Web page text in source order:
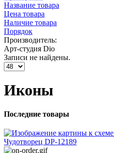
Название товара
Цена товара
Наличие товара
Порядок
Производитель:
Арт-студия Dio
Записи не найдены.
Иконы
Последние товары